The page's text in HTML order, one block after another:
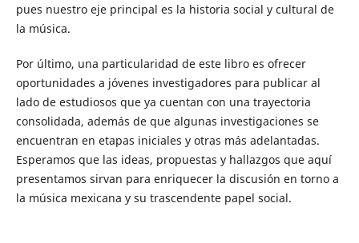
pues nuestro eje principal es la historia social y cultural de
la música.
Por último, una particularidad de este libro es ofrecer
oportunidades a jóvenes investigadores para publicar al
lado de estudiosos que ya cuentan con una trayectoria
consolidada, además de que algunas investigaciones se
encuentran en etapas iniciales y otras más adelantadas.
Esperamos que las ideas, propuestas y hallazgos que aquí
presentamos sirvan para enriquecer la discusión en torno a
la música mexicana y su trascendente papel social.